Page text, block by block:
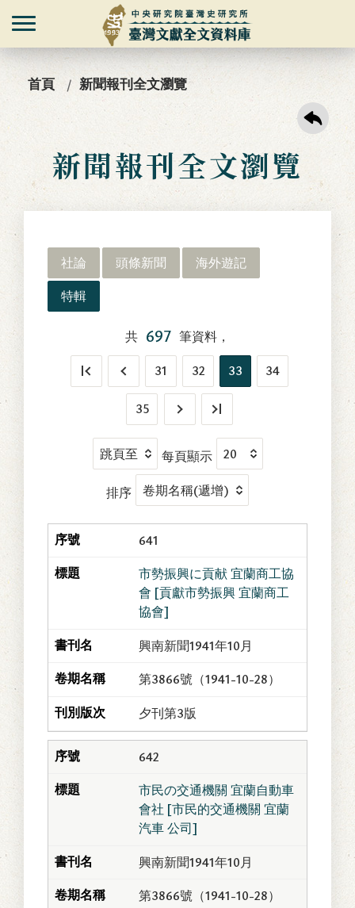
首頁 新聞報刊全文瀏覽
新聞報刊全文瀏覽
社論 頭條新聞
海外遊記
特輯
共 697 筆資料，
31
32 33 34
35
每頁顯示
排序
641
市勢振興に貢献 宜蘭商工協
會 [貢獻市勢振興 宜蘭商工
協會]
興南新聞1941年10月
第3866號（1941-10-28）
夕刊第3版
642
市民の交通機關 宜蘭自動車
會社 [市民的交通機關 宜蘭
汽車 公司]
興南新聞1941年10月
第3866號（1941-10-28）